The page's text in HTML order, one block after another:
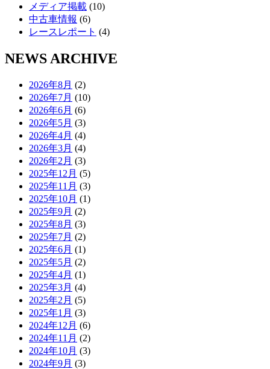
メディア掲載 (10)
中古車情報 (6)
レースレポート (4)
NEWS ARCHIVE
2026年8月 (2)
2026年7月 (10)
2026年6月 (6)
2026年5月 (3)
2026年4月 (4)
2026年3月 (4)
2026年2月 (3)
2025年12月 (5)
2025年11月 (3)
2025年10月 (1)
2025年9月 (2)
2025年8月 (3)
2025年7月 (2)
2025年6月 (1)
2025年5月 (2)
2025年4月 (1)
2025年3月 (4)
2025年2月 (5)
2025年1月 (3)
2024年12月 (6)
2024年11月 (2)
2024年10月 (3)
2024年9月 (3)